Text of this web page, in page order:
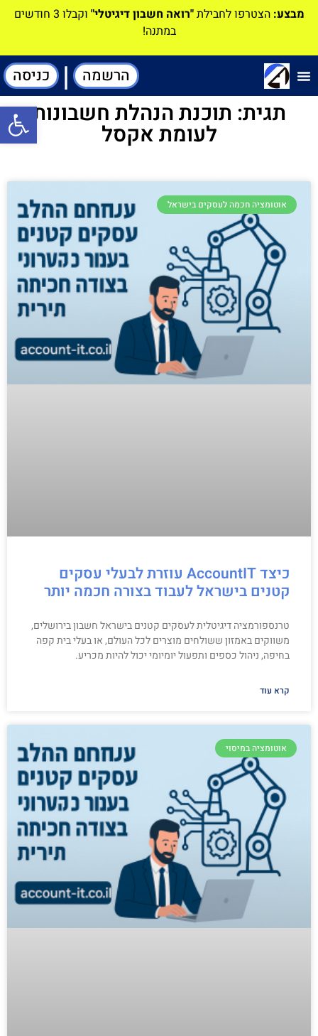
מבצע: הצטרפו לחבילת"רואה חשבון דיגיטלי"
וקבלו 3 חודשים
במתנה!
הרשמה | כניסה
תגית: תוכנת הנהלת חשבונות
לעומת אקסל
אוטומציה חכמה לעסקים בישראל
כיצד AccountIT עוזרת לבעלי עסקים
קטנים בישראל לעבוד בצורה חכמה יותר
טרנספורמציה דיגיטלית לעסקים קטנים בישראל חשבון בירושלים,
משווקים באמזון ששולחים מוצרים לכל העולם, או בעלי בית קפה
בחיפה, ניהול כספים ותפעול יומיומי יכול להיות מכריע.
קרא עוד
אוטומציה במיסוי
פתח